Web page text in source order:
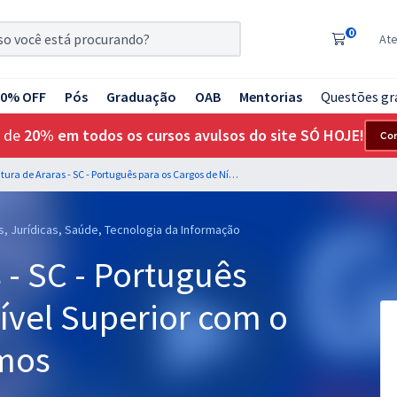
0
OFF Pós Graduação OAB Mentorias Questões
de 20% em todos os cursos avulsos do site SÓ HOJE!
Prefeitura de Araras - SC - Português para os Cargos de Nível Superior com o Professor Lucas Lemos
Jurídicas, Saúde, Tecnologia da Informação
SC - Português
Superior com o